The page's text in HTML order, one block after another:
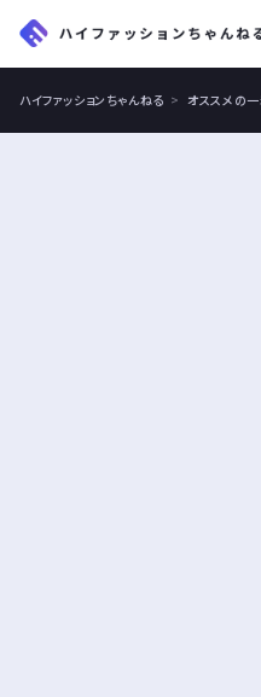
ハイファッションちゃんねる オススメの